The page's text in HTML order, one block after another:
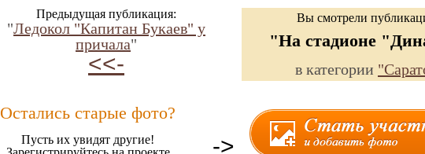
Предыдущая публикация:
"Ледокол "Капитан Букаев" у
причала"
<<-
Вы смотрели
"На стадионе
в категории
Остались старые фото?
Пусть их увидят другие!
->